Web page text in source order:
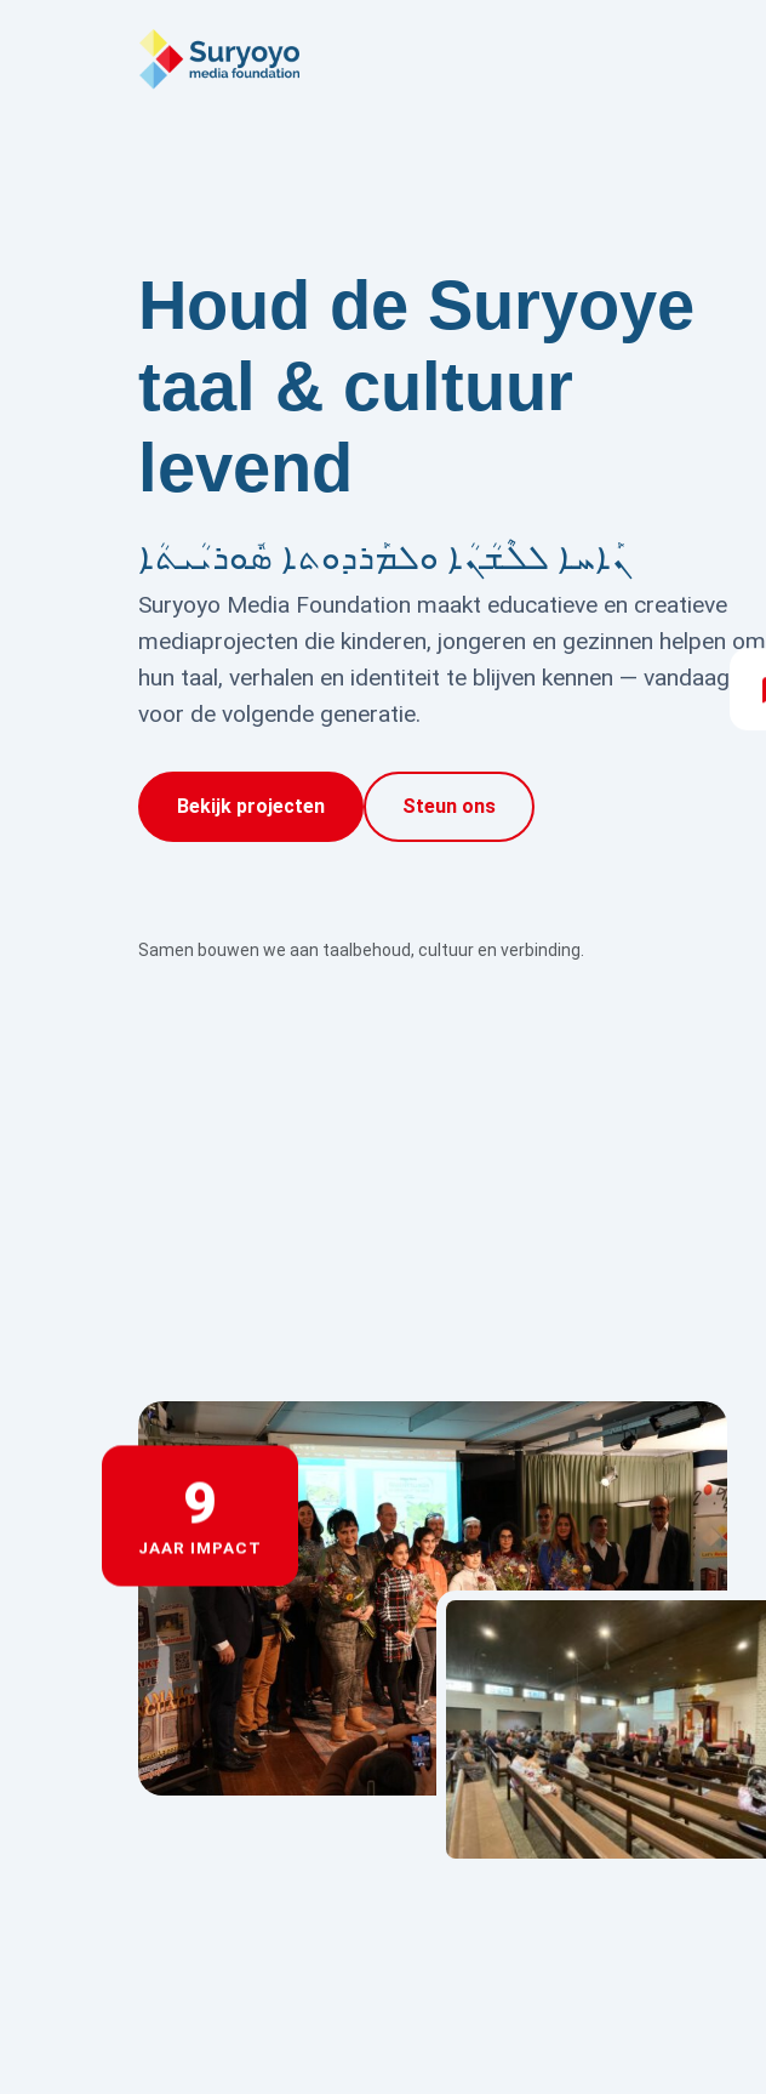
Houd de Suryoye
taal & cultuur
levend
ܢܰܐܚܐ ܠܠܶܫܳܢܳܐ ܘܠܡܰܪܕܘܬܐ ܣܽܘܪܝܳܝܬܳܐ
Suryoyo Media Foundation maakt educatieve en creatieve
mediaprojecten die kinderen, jongeren en gezinnen helpen om
hun taal, verhalen en identiteit te blijven kennen — vandaag én
voor de volgende generatie.
Bekijk projecten Steun ons
Samen bouwen we aan taalbehoud, cultuur en verbinding.
10
JAAR IMPACT